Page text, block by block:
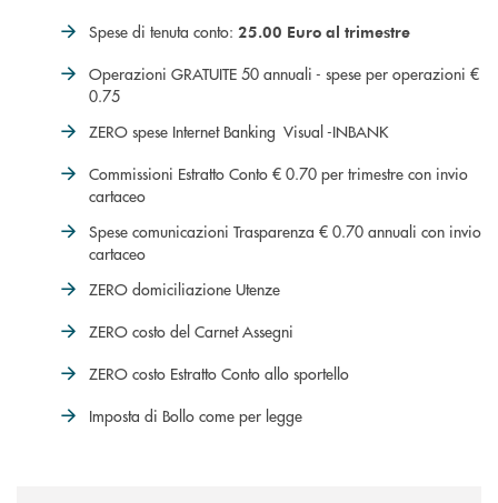
Spese di tenuta conto: 25.00 Euro al trimestre
Operazioni GRATUITE 50 annuali - spese per operazioni €
0.75
ZERO spese Internet Banking Visual -INBANK
Commissioni Estratto Conto € 0.70 per trimestre con invio
cartaceo
Spese comunicazioni Trasparenza € 0.70 annuali con invio
cartaceo
ZERO domiciliazione Utenze
ZERO costo del Carnet Assegni
ZERO costo Estratto Conto allo sportello
Imposta di Bollo come per legge